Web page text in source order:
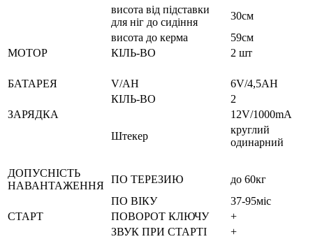
висота від підставки
для ніг до сидіння
30см
висота до керма
59см
МОТОР
КІЛЬ-ВО 2 шт
БАТАРЕЯ V/AH
6V/4,5AH
КІЛЬ-ВО
2
ЗАРЯДКА
12V/1000mA
Штекер
круглий
одинарний
ДОПУСНІСТЬ
НАВАНТАЖЕННЯ
ПО ТЕРЕЗИЮ
до 60кг
ПО ВІКУ
37-95міс
СТАРТ
ПОВОРОТ КЛЮЧУ
+
ЗВУК ПРИ СТАРТІ
+